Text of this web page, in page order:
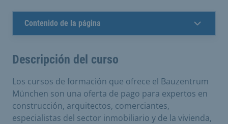
Contenido de la página
Descripción del curso
Los cursos de formación que ofrece el Bauzentrum
München son una oferta de pago para expertos en
construcción, arquitectos, comerciantes,
especialistas del sector inmobiliario y de la vivienda,